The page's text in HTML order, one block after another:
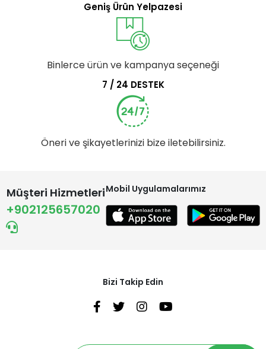
Geniş Ürün Yelpazesi
Binlerce ürün ve kampanya seçeneği
7 / 24 DESTEK
Öneri ve şikayetlerinizi bize iletebilirsiniz.
Müşteri Hizmetleri
+902125657020
Mobil Uygulamalarımız
Bizi Takip Edin